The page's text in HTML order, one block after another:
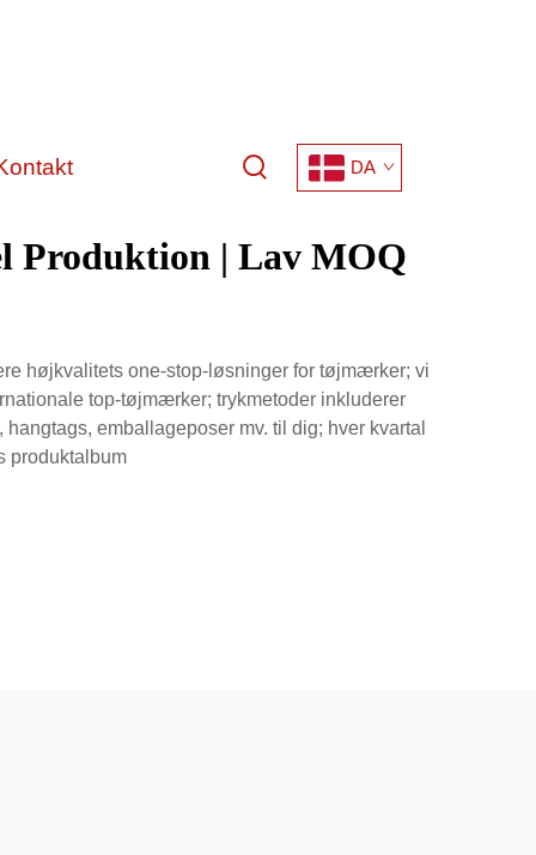
DA
Produktion | Lav MOQ
højkvalitets one-stop-løsninger for tøjmærker; vi
top-tøjmærker; trykmetoder inkluderer
emballageposer mv. til dig; hver kvartal
produktalbum